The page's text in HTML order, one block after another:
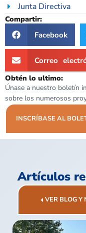
Junta Directiva
Compartir:
Facebook
Correo
Obtén lo ultimo:
Únase a nuestro boletín
sobre los numerosos
INSCRÍBASE AL
Artículos
VER BLOG Y